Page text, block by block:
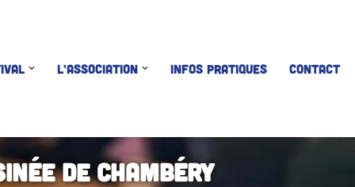
L’ASSOCIATION INFOS PRATIQUES CONTACT
de Chambéry